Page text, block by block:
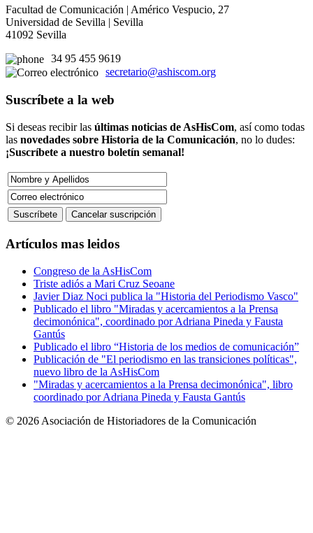
Facultad de Comunicación | Américo Vespucio, 27
Universidad de Sevilla | Sevilla
41092 Sevilla
34 95 455 9619
secretario@ashiscom.org
Suscríbete a la web
Si deseas recibir las últimas noticias de AsHisCom, así como todas
las novedades sobre Historia de la Comunicación, no lo dudes:
¡Suscríbete a nuestro boletín semanal!
Artículos mas leidos
Congreso de la AsHisCom
Triste adiós a Mari Cruz Seoane
Javier Diaz Noci publica la "Historia del Periodismo Vasco"
Publicado el libro "Miradas y acercamientos a la Prensa
decimonónica", coordinado por Adriana Pineda y Fausta
Gantús
Publicado el libro “Historia de los medios de comunicación”
Publicación de "El periodismo en las transiciones políticas",
nuevo libro de la AsHisCom
"Miradas y acercamientos a la Prensa decimonónica", libro
coordinado por Adriana Pineda y Fausta Gantús
© 2026 Asociación de Historiadores de la Comunicación